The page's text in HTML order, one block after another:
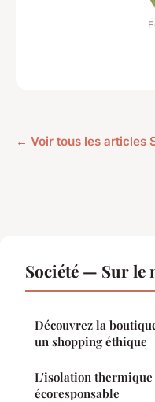
← Voir tous les articles
Société — Sur le
Découvrez la
un shopping éthique
L'isolation
écoresponsable